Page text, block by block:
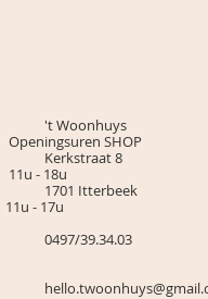
't
Openingsuren SHOP
Kerkstraat 8
11u - 18u
1701
11u - 17u
0497/39.34.03